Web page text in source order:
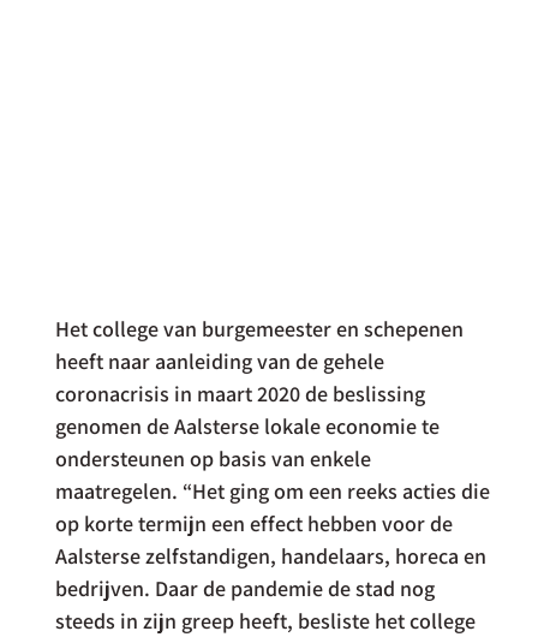
Het college van burgemeester en schepenen
heeft naar aanleiding van de gehele
coronacrisis in maart 2020 de beslissing
genomen de Aalsterse lokale economie te
ondersteunen op basis van enkele
maatregelen. “Het ging om een reeks acties die
op korte termijn een effect hebben voor de
Aalsterse zelfstandigen, handelaars, horeca en
bedrijven. Daar de pandemie de stad nog
steeds in zijn greep heeft, besliste het college